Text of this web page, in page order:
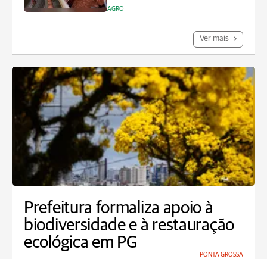
AGRO
Ver mais
Prefeitura formaliza apoio à
biodiversidade e à restauração
ecológica em PG
PONTA GROSSA